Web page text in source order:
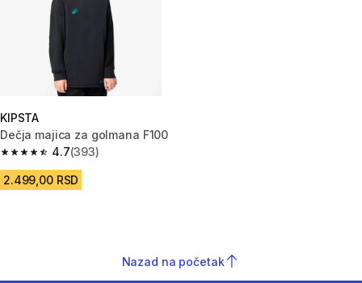
KIPSTA
Dečja majica za golmana F100
4.7
4.7 od 5 zvezdica from 393 Recenzije
(393)
2.499,00 RSD
Nazad na početak